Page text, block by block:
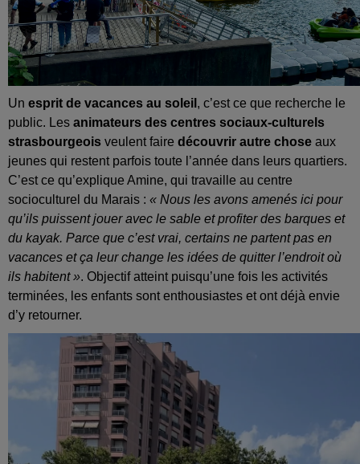
Un esprit de vacances au soleil , c’est ce que recherche le
public. Les animateurs des centres sociaux-culturels
strasbourgeois veulent faire découvrir autre chose aux
jeunes qui restent parfois toute l’année dans leurs quartiers.
C’est ce qu’explique Amine, qui travaille au centre
socioculturel du Marais : « Nous les avons amenés ici pour
qu’ils puissent jouer avec le sable et profiter des barques et
du kayak. Parce que c’est vrai, certains ne partent pas en
vacances et ça leur change les idées de quitter l’endroit où
ils habitent ». Objectif atteint puisqu’une fois les activités
terminées, les enfants sont enthousiastes et ont déjà envie
d’y retourner.